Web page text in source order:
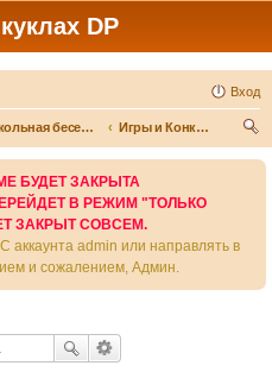
DP
Вход
Кукольная беседка
Игры и Конкурсы
БУДЕТ ЗАКРЫТА
В РЕЖИМ "ТОЛЬКО
ЗАКРЫТ СОВСЕМ.
аккаунта admin или направлять в
и сожалением, Админ.